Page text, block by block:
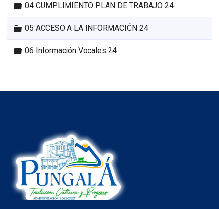
Carpeta
04 CUMPLIMIENTO PLAN DE TRABAJO 24
Carpeta
05 ACCESO A LA INFORMACIÓN 24
Carpeta
06 Información Vocales 24